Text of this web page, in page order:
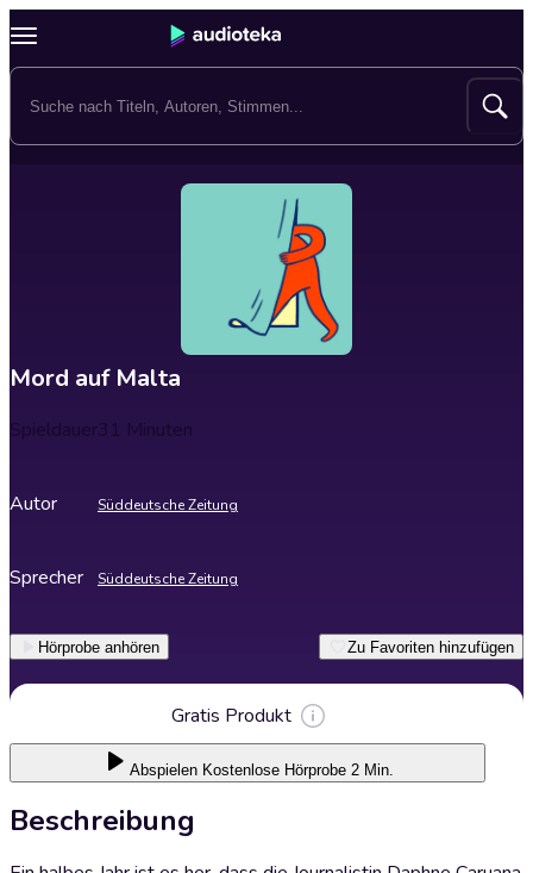
Mord auf Malta
Spieldauer31 Minuten
Autor Süddeutsche Zeitung
Sprecher Süddeutsche Zeitung
Hörprobe anhören Zu Favoriten hinzufügen
Gratis Produkt
Abspielen Kostenlose Hörprobe 2 Min.
Beschreibung